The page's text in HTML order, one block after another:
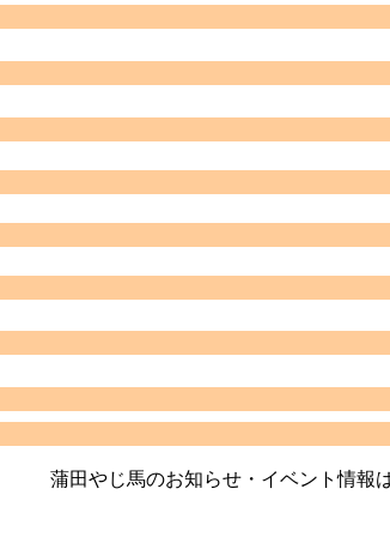
蒲田やじ馬のお知らせ・イベント情報